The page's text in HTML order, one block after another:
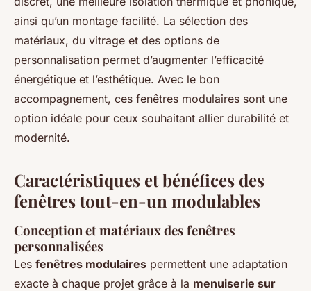
ainsi qu’un montage facilité. La sélection des
matériaux, du vitrage et des options de
personnalisation permet d’augmenter l’efficacité
énergétique et l’esthétique. Avec le bon
accompagnement, ces fenêtres modulaires sont une
option idéale pour ceux souhaitant allier durabilité et
modernité.
Caractéristiques et bénéfices des
fenêtres tout-en-un modulables
Conception et matériaux des fenêtres
personnalisées
Les fenêtres modulaires permettent une adaptation
exacte à chaque projet grâce à la menuiserie sur